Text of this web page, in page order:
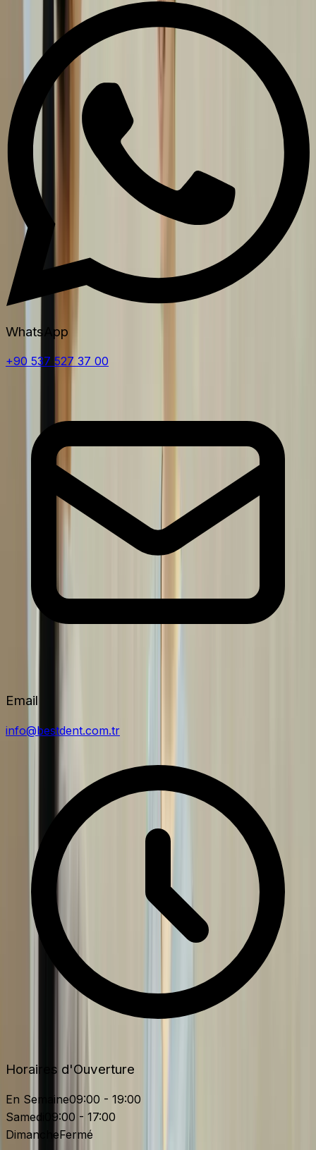
WhatsApp
+90 537 527 37 00
Email
info@bestdent.com.tr
Horaires d'Ouverture
En Semaine09:00 - 19:00
Samedi
09:00 - 17:00
DimancheFermé